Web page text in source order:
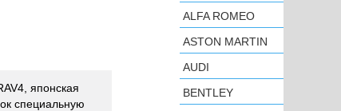
японская
специальную
ALFA ROMEO
ASTON MARTIN
AUDI
BENTLEY